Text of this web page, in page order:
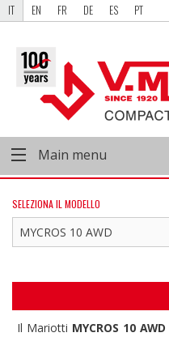
IT EN FR DE ES PT
Main menu
SELEZIONA IL MODELLO
Il Mariotti MYCROS 10 AWD